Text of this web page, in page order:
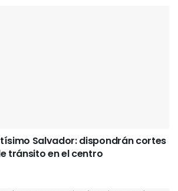
Salvador: dispondrán cortes
tránsito en el centro